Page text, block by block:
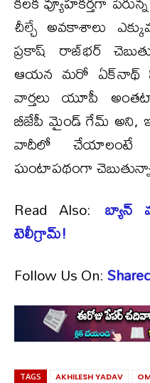
చీల్చే అవకాశాలు
ప్రకాష్ రాజ్‌భర్
ఆయన మరో ఏక్‌నాథ్
వార్తలు యూపీ
బీజేపీ మైండ్ గేమ్ అని,
వాదీలో చేయాలంటే
ఘంటాపథంగా
Read Also: బ్యాన్‌
టెలీగ్రామ్‌!
Follow Us On:
TAGS AKHILESH YADAV